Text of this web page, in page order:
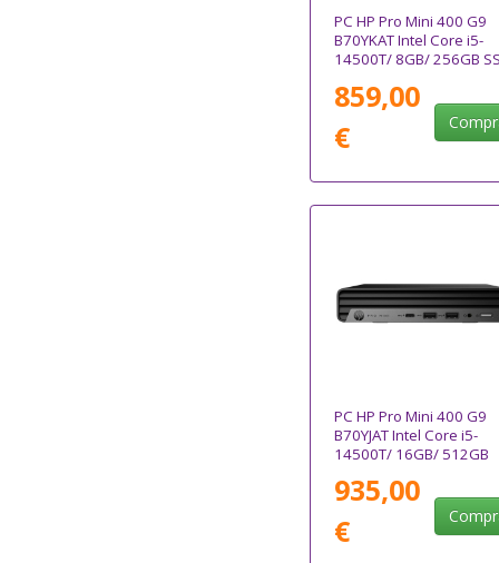
PC HP Pro Mini 400 G9
B70YKAT Intel Core i5-
14500T/ 8GB/ 256GB
859,00
€
PC HP Pro Mini 400 G9
B70YJAT Intel Core i5-
14500T/ 16GB/ 512GB
935,00
€